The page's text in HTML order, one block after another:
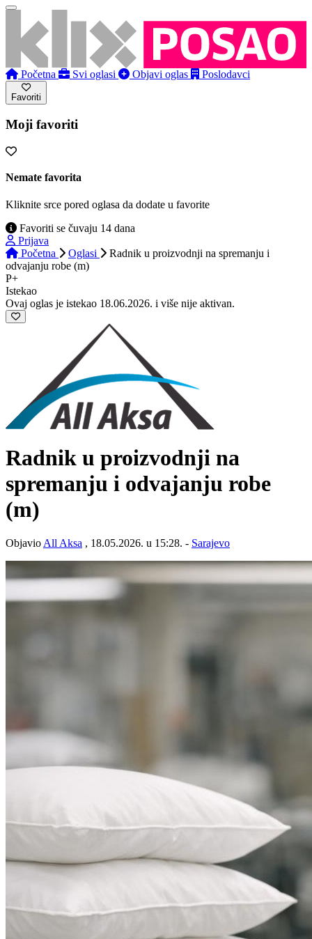
Početna Svi oglasi Objavi oglas Poslodavci
Favoriti
Moji favoriti
Nemate favorita
Kliknite srce pored oglasa da dodate u favorite
Favoriti se čuvaju 14 dana
Prijava
Početna
Oglasi
Radnik u proizvodnji na spremanju i
odvajanju robe (m)
P+
Istekao
Ovaj oglas je istekao 18.06.2026. i više nije aktivan.
Radnik u proizvodnji na
spremanju i odvajanju robe
(m)
Objavio All Aksa , 18.05.2026. u 15:28. - Sarajevo